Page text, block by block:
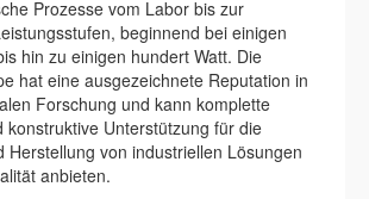
Prozesse vom Labor bis zur
beginnend bei einigen
hin zu einigen hundert Watt. Die
hat eine ausgezeichnete Reputation in
Forschung und kann komplette
konstruktive Unterstützung für die
Herstellung von industriellen Lösungen
anbieten.